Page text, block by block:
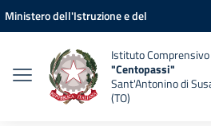
Vai ai contenuti
Vai al menu di navigazione
Vai al footer
Ministero dell'Istruzione e del
Istituto Comprensivo
"Centopassi"
Sant'Antonino di
(TO)